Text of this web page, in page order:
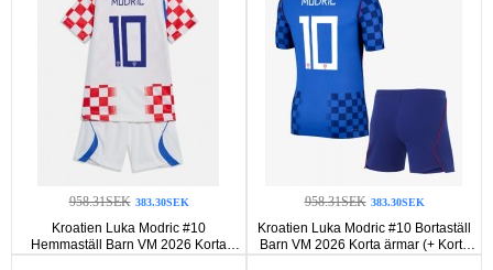
958.31SEK 383.30SEK
Kroatien Luka Modric #10
Hemmaställ Barn VM 2026 Korta
ärmar (+ Korta byxor)
958.31SEK 383.30SEK
Kroatien Luka Modric #10 Bortaställ
Barn VM 2026 Korta ärmar (+ Korta
byxor)